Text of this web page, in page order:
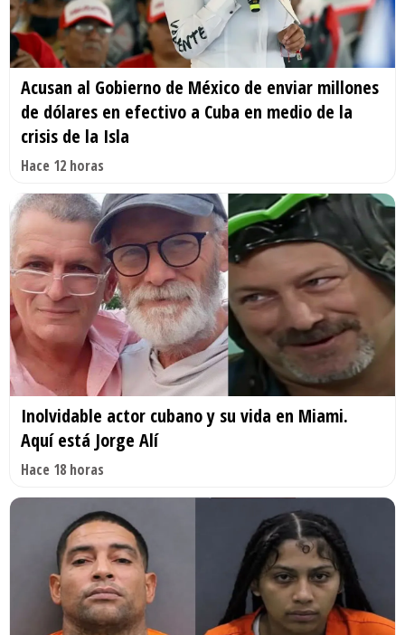
Acusan al Gobierno de México de enviar millones
de dólares en efectivo a Cuba en medio de la
crisis de la Isla
Hace 12 horas
Inolvidable actor cubano y su vida en Miami.
Aquí está Jorge Alí
Hace 18 horas